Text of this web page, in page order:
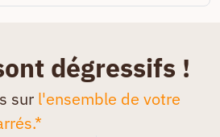
dégressifs !
sur l'ensemble de votre